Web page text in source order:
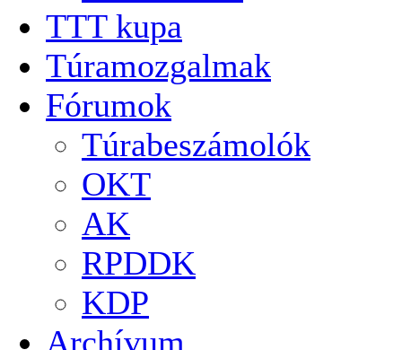
TTT kupa
Túramozgalmak
Fórumok
Túrabeszámolók
OKT
AK
RPDDK
KDP
Archívum